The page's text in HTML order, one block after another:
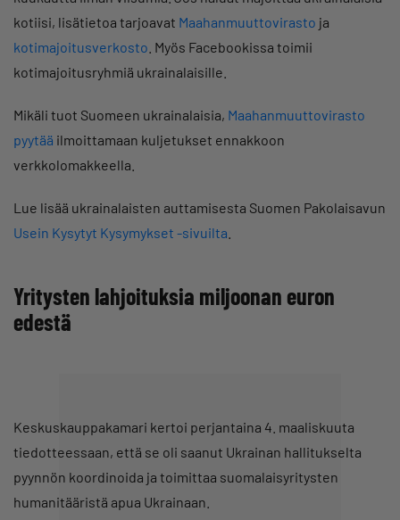
kotiisi, lisätietoa tarjoavat Maahanmuuttovirasto ja
kotimajoitusverkosto . Myös Facebookissa toimii
kotimajoitusryhmiä ukrainalaisille.
Mikäli tuot Suomeen ukrainalaisia, Maahanmuuttovirasto
pyytää ilmoittamaan kuljetukset ennakkoon
verkkolomakkeella.
Lue lisää ukrainalaisten auttamisesta Suomen Pakolaisavun
Usein Kysytyt Kysymykset -sivuilta
Yritysten lahjoituksia miljoonan euron
edestä
Keskuskauppakamari kertoi perjantaina 4. maaliskuuta
tiedotteessaan, että se oli saanut Ukrainan hallitukselta
pyynnön koordinoida ja toimittaa suomalaisyritysten
humanitääristä apua Ukrainaan.